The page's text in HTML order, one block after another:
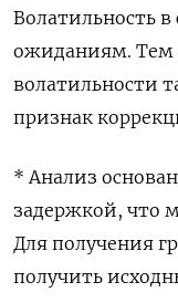
Волатильность в
ожиданиям. Тем
волатильности
признак
* Анализ
задержкой, что
Для получения
получить